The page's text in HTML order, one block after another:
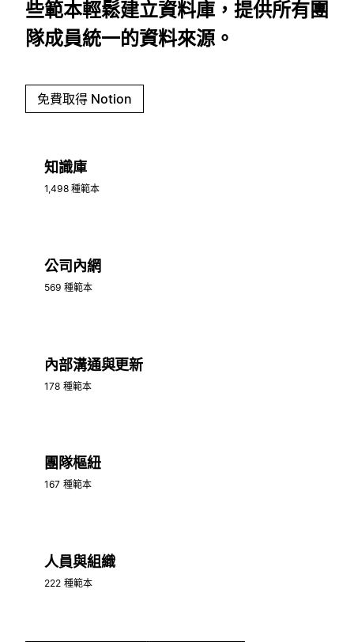
些範本輕鬆建立資料庫，提供所有團
隊成員統一的資料來源。
免費取得 Notion
知識庫
1,498 種範本
公司內網
569 種範本
內部溝通與更新
178 種範本
團隊樞紐
167 種範本
人員與組織
222 種範本